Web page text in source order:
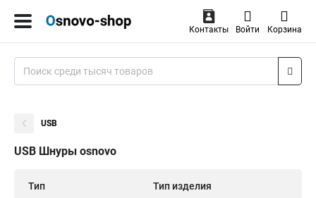
Контакты Войти Корзина
USB
USB Шнуры osnovo
Тип Тип изделия